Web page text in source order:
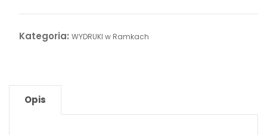
zdjęć
15x21
imitacja
wydrukiem
Kategoria: WYDRUKI w Ramkach
Opis